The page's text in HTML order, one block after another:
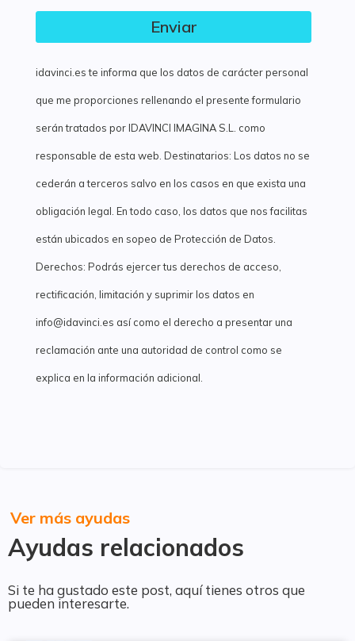
Enviar
idavinci.es te informa que los datos de carácter personal
que me proporciones rellenando el presente formulario
serán tratados por IDAVINCI IMAGINA S.L. como
responsable de esta web. Destinatarios: Los datos no se
cederán a terceros salvo en los casos en que exista una
obligación legal. En todo caso, los datos que nos facilitas
están ubicados en sopeo de Protección de Datos.
Derechos: Podrás ejercer tus derechos de acceso,
rectificación, limitación y suprimir los datos en
info@idavinci.es así como el derecho a presentar una
reclamación ante una autoridad de control como se
explica en la información adicional.
Ayudas relacionados
Ver más ayudas
Si te ha gustado este post, aquí tienes otros que
pueden interesarte.